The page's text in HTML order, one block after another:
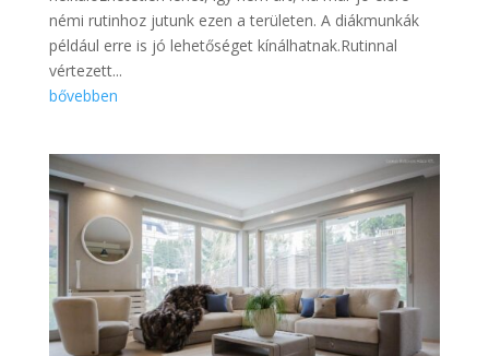
némi rutinhoz jutunk ezen a területen. A diákmunkák
például erre is jó lehetőséget kínálhatnak.Rutinnal
vértezett...
bővebben